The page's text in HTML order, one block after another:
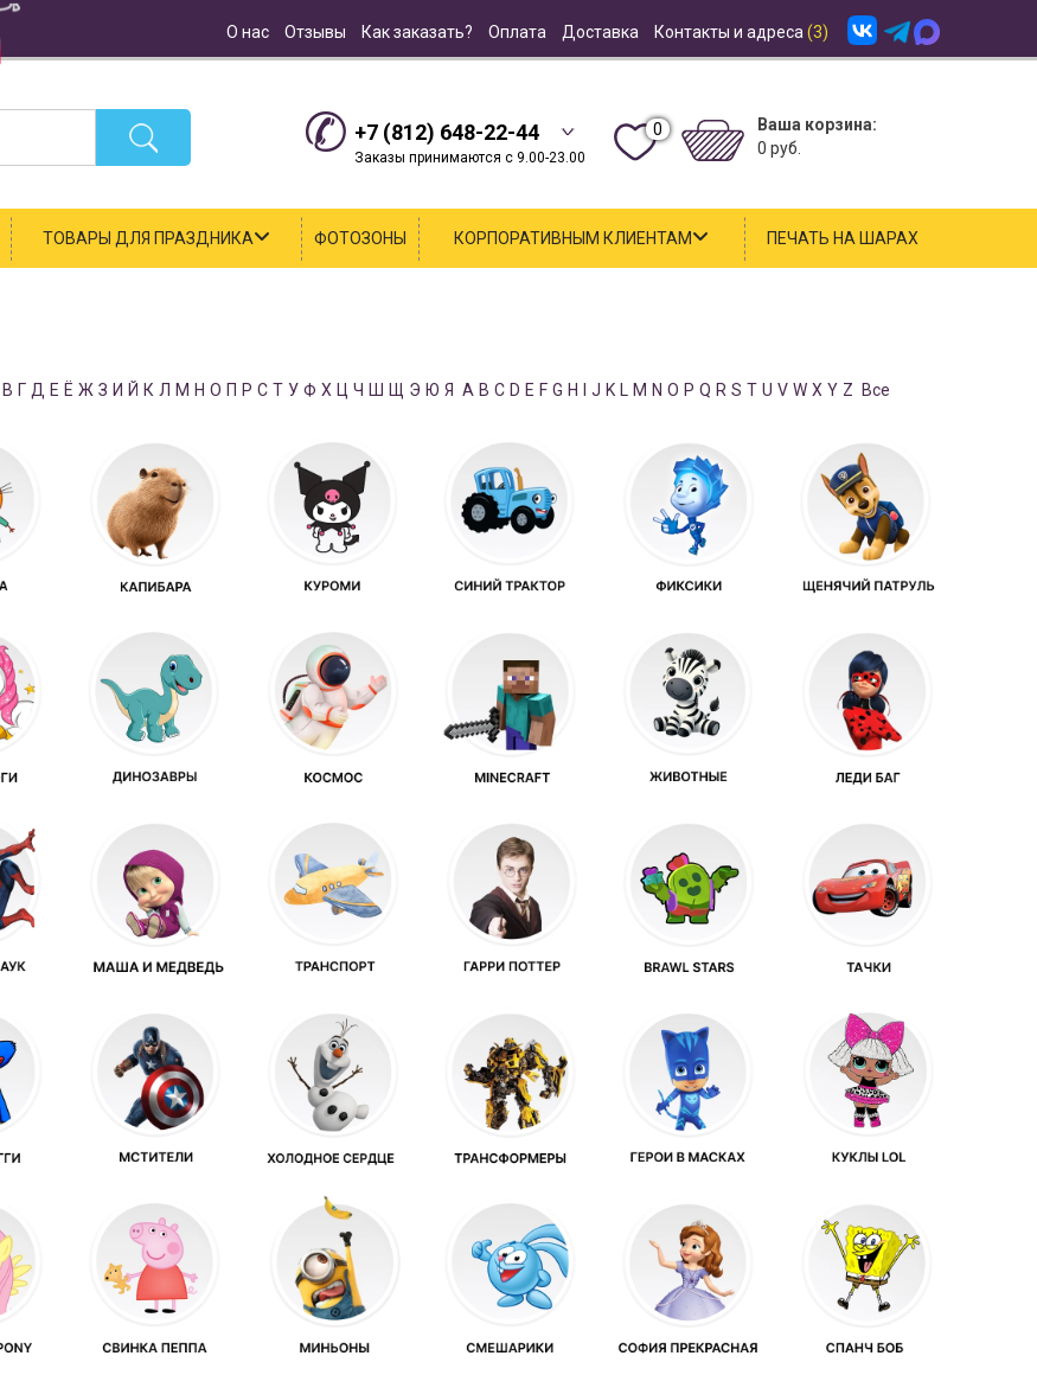
О нас Отзывы Как заказать? Оплата Доставка Контакты и адреса (3)
+7 (812) 648-22-44
Заказы принимаются с 9.00-23.00
0
Ваша корзина:
0 руб.
ТОВАРЫ ДЛЯ ПРАЗДНИКА ФОТОЗОНЫ КОРПОРАТИВНЫМ КЛИЕНТАМ ПЕЧАТЬ НА ШАРАХ
В Г Д Е Ё Ж З И Й К Л М Н О П Р С Т У Ф Х Ц Ч Ш Щ Э Ю Я A B C D E F G H J K L M N O P Q R S T U V W X Y Z Все